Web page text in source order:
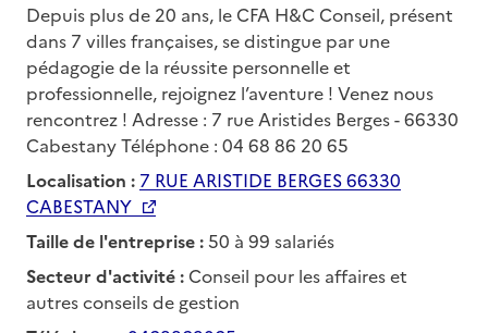
Depuis plus de 20 ans, le CFA H&C Conseil, présent
dans 7 villes françaises, se distingue par une
pédagogie de la réussite personnelle et
professionnelle, rejoignez l’aventure ! Venez nous
rencontrez ! Adresse : 7 rue Aristides Berges - 66330
Cabestany Téléphone : 04 68 86 20 65
Localisation : 7 RUE ARISTIDE BERGES 66330
CABESTANY
Taille de l'entreprise : 50 à 99 salariés
Secteur d'activité : Conseil pour les affaires et
autres conseils de gestion